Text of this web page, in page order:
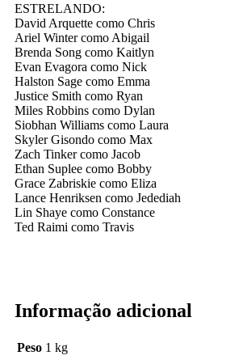
ESTRELANDO:
David Arquette como Chris
Ariel Winter como Abigail
Brenda Song como Kaitlyn
Evan Evagora como Nick
Halston Sage como Emma
Justice Smith como Ryan
Miles Robbins como Dylan
Siobhan Williams como Laura
Skyler Gisondo como Max
Zach Tinker como Jacob
Ethan Suplee como Bobby
Grace Zabriskie como Eliza
Lance Henriksen como Jedediah
Lin Shaye como Constance
Ted Raimi como Travis
Informação adicional
Peso 1 kg